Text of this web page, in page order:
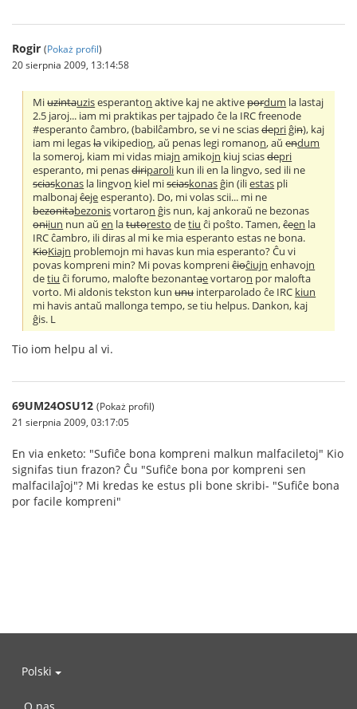
Rogir (Pokaż profil)
20 sierpnia 2009, 13:14:58
Miuzintauzisesperanton aktive kaj ne aktivepordum la lastaj
2.5 jaroj... iam mi praktikas per tajpado ĉe la IRC freenode
#esperanto ĉambro, (babilĉambro, se vi ne sciasdepriĝin), kaj
iam mi legaslavikipedion, aŭ penas legi romanon, aŭendum
la someroj, kiam mi vidas miajn amikojn kiujsciasdepri
esperanto, mi penasdiriparoli kun ili en la lingvo, sed ili ne
sciaskonas la lingvon kiel misciaskonasĝin (iliestas pli
malbonajĉejeesperanto). Do, mi volas scii... mi ne
bezonitabezonisvortaron ĝis nun, kaj ankoraŭ ne bezonas
oniiun nun aŭen latutoresto detiu ĉi poŝto. Tamen,ĉeen la
IRC ĉambro, ili diras al mi ke mia esperanto estas ne bona.
KioKiajn problemojn mi havas kun mia esperanto? Ĉu vi
povas kompreni min? Mi povas kompreniĉioĉiujn enhavojn
detiu ĉi forumo, malofte bezonantaevortaron por malofta
vorto. Mi aldonis tekston kununuinterparolado ĉe IRC kiun
mi havis antaŭ mallonga tempo, se tiu helpus. Dankon, kaj
ĝis. L
Tio iom helpu al vi.
69UM24OSU12 (Pokaż profil)
21 sierpnia 2009, 03:17:05
En via enketo: "Sufiĉe bona kompreni malkun malfaciletoj" Kio
signifas tiun frazon? Ĉu "Sufiĉe bona por kompreni sen
malfacilaĵoj"? Mi kredas ke estus pli bone skribi- "Sufiĉe bona
por facile kompreni"
Polski